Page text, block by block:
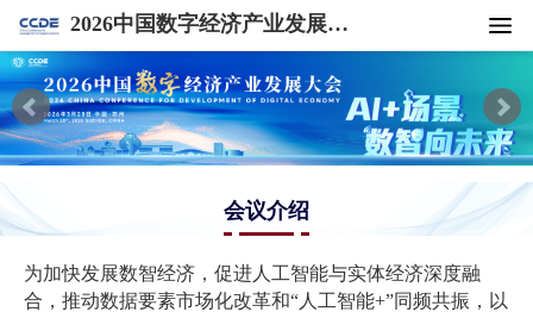
2026中国数字经济产业发展大会
会议介绍
为加快发展数智经济，促进人工智能与实体经济深度融
合，推动数据要素市场化改革和“人工智能+”同频共振，以